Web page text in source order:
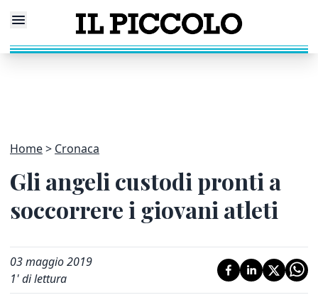
Home Cronaca
Gli angeli custodi pronti a
soccorrere i giovani atleti
03 maggio 2019
1' di lettura